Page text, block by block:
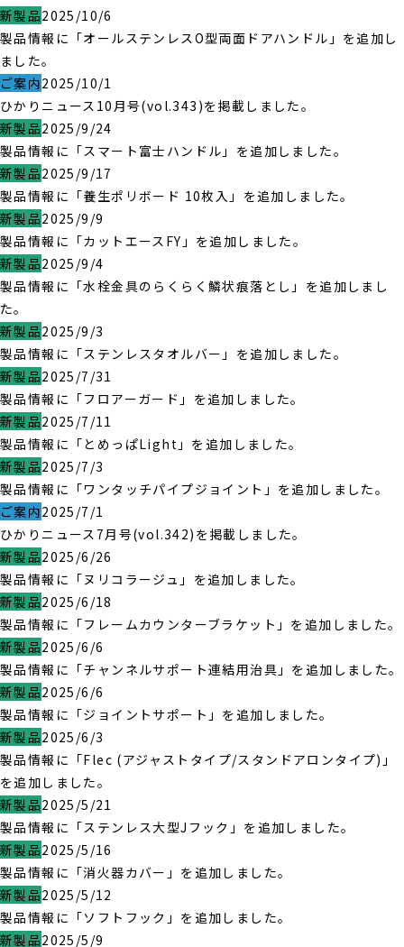
新製品2025/10/6
製品情報に「オールステンレスO型両面ドアハンドル」を追加し
ました。
ご案内2025/10/1
ひかりニュース10月号(vol.343)を掲載しました。
新製品2025/9/24
製品情報に「スマート富士ハンドル」を追加しました。
新製品2025/9/17
製品情報に「養生ポリボード 10枚入」を追加しました。
新製品2025/9/9
製品情報に「カットエースFY」を追加しました。
新製品2025/9/4
製品情報に「水栓金具のらくらく鱗状痕落とし」を追加しまし
た。
新製品2025/9/3
製品情報に「ステンレスタオルバー」を追加しました。
新製品2025/7/31
製品情報に「フロアーガード」を追加しました。
新製品2025/7/11
製品情報に「とめっぱLight」を追加しました。
新製品2025/7/3
製品情報に「ワンタッチパイプジョイント」を追加しました。
ご案内2025/7/1
ひかりニュース7月号(vol.342)を掲載しました。
新製品2025/6/26
製品情報に「ヌリコラージュ」を追加しました。
新製品2025/6/18
製品情報に「フレームカウンターブラケット」を追加しました。
新製品2025/6/6
製品情報に「チャンネルサポート連結用治具」を追加しました。
新製品2025/6/6
製品情報に「ジョイントサポート」を追加しました。
新製品2025/6/3
製品情報に「Flec (アジャストタイプ/スタンドアロンタイプ)」
を追加しました。
新製品2025/5/21
製品情報に「ステンレス大型Jフック」を追加しました。
新製品2025/5/16
製品情報に「消火器カバー」を追加しました。
新製品2025/5/12
製品情報に「ソフトフック」を追加しました。
新製品2025/5/9